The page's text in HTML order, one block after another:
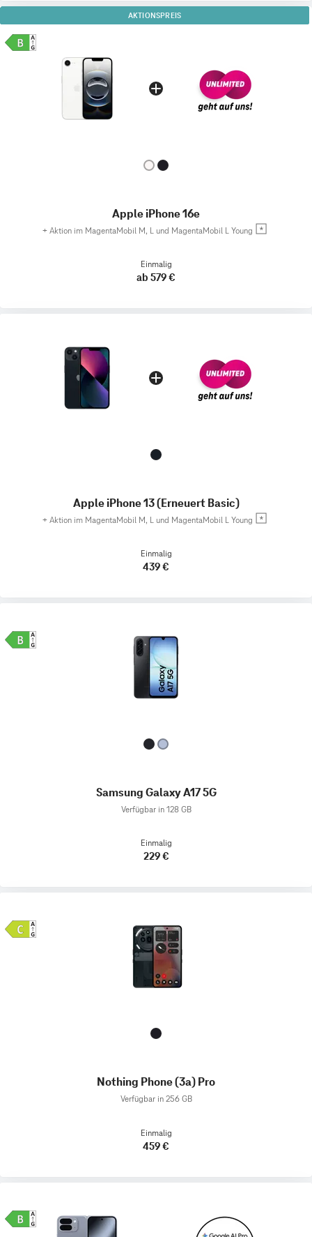
AKTIONSPREIS
Apple iPhone 16e
+ Aktion im MagentaMobil M, L und MagentaMobil L Young
Einmalig
ab 579 €
Apple iPhone 13 (Erneuert Basic)
+ Aktion im MagentaMobil M, L und MagentaMobil L Young
Einmalig
439 €
Samsung Galaxy A17 5G
Verfügbar in 128 GB
Einmalig
229 €
Nothing Phone (3a) Pro
Verfügbar in 256 GB
Einmalig
459 €